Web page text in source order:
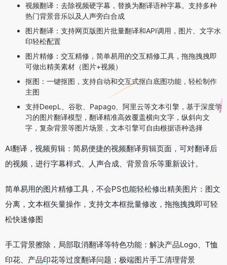
视频翻译：去除视频硬字幕，替换为翻译语种字幕。支持多种
热门背景音乐以及人声旁白合成
图片翻译：支持网页版图片批量翻译和API调用，图片、文字水
印轻松配置
图片精修：交互精修，简单易用的交互精修工具，拖拖拽拽即
可做出精美素材（图片+视频）
抠图：一键抠图，支持自动和交互式抠白底图功能，轻松制作
主图
支持DeepL、谷歌、Papago、阿里云等文本引擎，基于深度学
习的图片翻译模型，翻译精准高效覆盖横向文字，纵斜向文
字，复杂背景等图片场景，文本引擎可自由根据语种选择
AI翻译，视频剪辑：简易便捷的视频翻译剪辑页面，可对翻译后
的视频，进行字幕样式、人声合成、背景音乐等重新设计。
简单易用的图片精修工具，不会PS也能轻松修出精美图片：图文
分离，文本框矢量操作，支持文本框批量修改，拖拖拽拽即可轻
松快速修图
手工背景擦除，局部取消翻译等特色功能：解决产品Logo、T恤
印花、产品印花等过度翻译问题；极端图片手工清理背景